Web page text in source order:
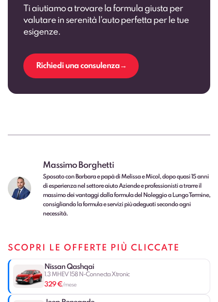
Ti aiutiamo a trovare la formula giusta per
valutare in serenità l'auto perfetta per le tue
esigenze.
Richiedi una consulenza
Massimo Borghetti
Sposato con Barbara e papà di Melissa e Micol, dopo quasi 15 anni
di esperienza nel settore aiuto Aziende e professionisti a trarre il
massimo dei vantaggi dalla formula del Noleggio a Lungo Termine,
consigliando la formula e servizi più adeguati secondo ogni
necessità.
SCOPRI LE OFFERTE PIÙ CLICCATE
Nissan Qashqai
1.3 MHEV 158 N-Connecta Xtronic
329 €/mese